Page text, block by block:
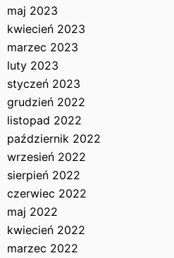
maj 2023
kwiecień 2023
marzec 2023
luty 2023
styczeń 2023
grudzień 2022
listopad 2022
październik 2022
wrzesień 2022
sierpień 2022
czerwiec 2022
maj 2022
kwiecień 2022
marzec 2022